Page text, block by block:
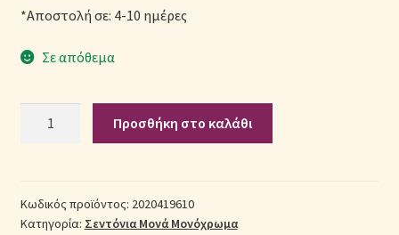
Πολιτική cookie
Σύνδεση
*Αποστολή σε: 4-10 ημέρες
Σε απόθεμα
(Π:
160cm
Προσθήκη στο καλάθι
Κωδικός προϊόντος: 2020419610
Κατηγορία: Σεντόνια Μονά Μονόχρωμα